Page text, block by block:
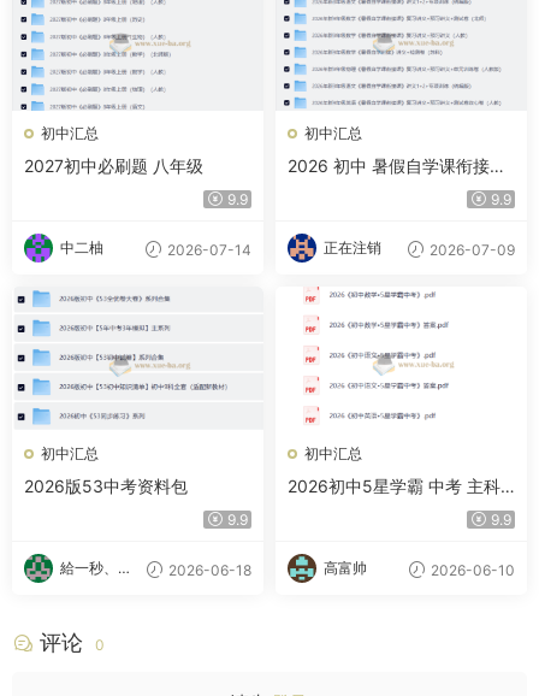
初中汇总
2027初中必刷题 八年级
9.9
中二柚 2026-07-14
初中汇总
2026 初中 暑假自学课衔接课
9.9
正在注销 2026-07-09
初中汇总
2026版53中考资料包
9.9
給一秒、心
2026-06-18
初中汇总
2026初中5星学霸 中考 主科
三件套（数学/语文/英语)
9.9
高富帅 2026-06-10
评论 0